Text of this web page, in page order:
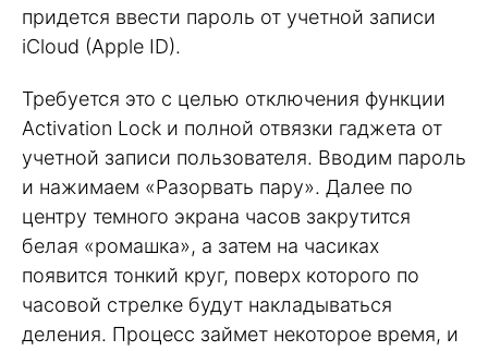
придется ввести пароль от учетной записи
iCloud (Apple ID).
Требуется это с целью отключения функции
Activation Lock и полной отвязки гаджета от
учетной записи пользователя. Вводим пароль
и нажимаем «Разорвать пару». Далее по
центру темного экрана часов закрутится
белая «ромашка», а затем на часиках
появится тонкий круг, поверх которого по
часовой стрелке будут накладываться
деления. Процесс займет некоторое время, и